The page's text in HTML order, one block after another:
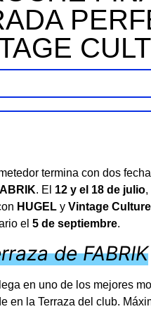
termina con dos
. El 12 y el 18 de julio,
HUGEL y Vintage Culture
el 5 de septiembre.
de FABRIK
en uno de los mejores
en la Terraza del club.